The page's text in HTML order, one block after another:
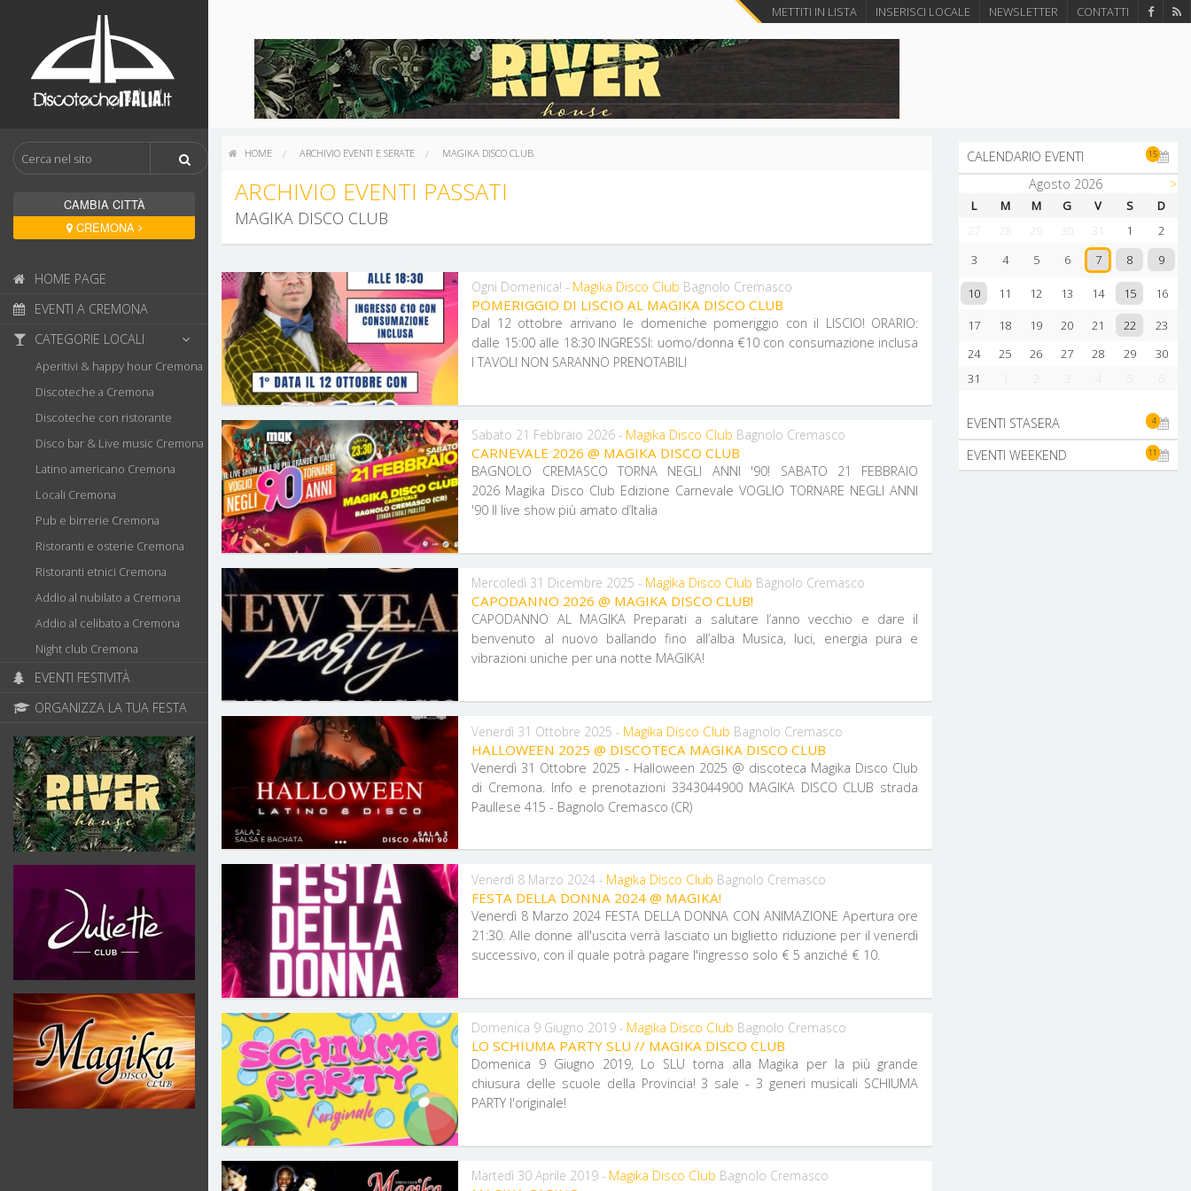
CAMBIA CITTÀ
CREMONA
HOME PAGE
EVENTI A CREMONA
CATEGORIE LOCALI
Aperitivi & happy hour Cremona
Discoteche a Cremona
Discoteche con ristorante
Disco bar & Live music Cremona
Latino americano Cremona
Locali Cremona
Pub e birrerie Cremona
Ristoranti e osterie Cremona
Ristoranti etnici Cremona
Addio al nubilato a Cremona
Addio al celibato a Cremona
Night club Cremona
EVENTI FESTIVITÀ
ORGANIZZA LA TUA FESTA
METTITI IN LISTA INSERISCI LOCALE NEWSLETTER CONTATTI
HOME ARCHIVIO EVENTI E SERATE MAGIKA DISCO CLUB
ARCHIVIO EVENTI PASSATI
MAGIKA DISCO CLUB
Ogni Domenica! - Magika Disco Club Bagnolo Cremasco
POMERIGGIO DI LISCIO AL MAGIKA DISCO CLUB
Dal 12 ottobre arrivano le domeniche pomeriggio con il LISCIO! ORARIO:
dalle 15:00 alle 18:30 INGRESSI: uomo/donna €10 con consumazione inclusa
I TAVOLI NON SARANNO PRENOTABILI
Sabato 21 Febbraio 2026 - Magika Disco Club Bagnolo Cremasco
CARNEVALE 2026 @ MAGIKA DISCO CLUB
BAGNOLO CREMASCO TORNA NEGLI ANNI '90! SABATO 21 FEBBRAIO
2026 Magika Disco Club Edizione Carnevale VOGLIO TORNARE NEGLI ANNI
'90 Il live show più amato d’Italia
Mercoledì 31 Dicembre 2025 - Magika Disco Club Bagnolo Cremasco
CAPODANNO 2026 @ MAGIKA DISCO CLUB!
CAPODANNO AL MAGIKA Preparati a salutare l’anno vecchio e dare il
benvenuto al nuovo ballando fino all’alba Musica, luci, energia pura e
vibrazioni uniche per una notte MAGIKA!
Venerdì 31 Ottobre 2025 - Magika Disco Club Bagnolo Cremasco
HALLOWEEN 2025 @ DISCOTECA MAGIKA DISCO CLUB
Venerdì 31 Ottobre 2025 - Halloween 2025 @ discoteca Magika Disco Club
di Cremona. Info e prenotazioni 3343044900 MAGIKA DISCO CLUB strada
Paullese 415 - Bagnolo Cremasco (CR)
Venerdì 8 Marzo 2024 - Magika Disco Club Bagnolo Cremasco
FESTA DELLA DONNA 2024 @ MAGIKA!
Venerdì 8 Marzo 2024 FESTA DELLA DONNA CON ANIMAZIONE Apertura ore
21:30. Alle donne all'uscita verrà lasciato un biglietto riduzione per il venerdì
successivo, con il quale potrà pagare l'ingresso solo € 5 anziché € 10.
Domenica 9 Giugno 2019 - Magika Disco Club Bagnolo Cremasco
LO SCHIUMA PARTY SLU // MAGIKA DISCO CLUB
Domenica 9 Giugno 2019, Lo SLU torna alla Magika per la più grande
chiusura delle scuole della Provincia! 3 sale - 3 generi musicali SCHIUMA
PARTY l'originale!
Martedì 30 Aprile 2019 - Magika Disco Club Bagnolo Cremasco
CALENDARIO EVENTI 15
Agosto 2026 >
L M M G V S
D
27
28 29 30 31 1
2
3
4 5 6 7 8 9
10 11 12 13 14 15
16
17
18 19 20 21 22
23
24
25 26 27 28 29
30
31
EVENTI STASERA 4
EVENTI WEEKEND 11